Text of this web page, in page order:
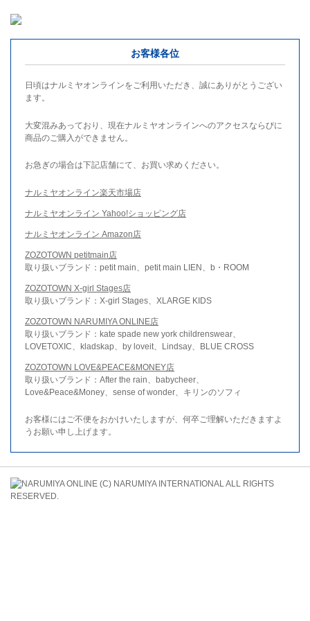
お客様各位
日頃はナルミヤオンラインをご利用いただき、誠にありがとうござい
ます。
大変混みあっており、現在ナルミヤオンラインへのアクセスならびに
商品のご購入ができません。
お急ぎの場合は下記店舗にて、お買い求めください。
ナルミヤオンライン楽天市場店
ナルミヤオンライン Yahoo!ショッピング店
ナルミヤオンライン Amazon店
ZOZOTOWN petitmain店
取り扱いブランド：petit main、petit main LIEN、b・ROOM
ZOZOTOWN X-girl Stages店
取り扱いブランド：X-girl Stages、XLARGE KIDS
ZOZOTOWN NARUMIYA ONLINE店
取り扱いブランド：kate spade new york childrenswear、
LOVETOXIC、kladskap、by loveit、Lindsay、BLUE CROSS
ZOZOTOWN LOVE&PEACE&MONEY店
取り扱いブランド：After the rain、babycheer、
Love&Peace&Money、sense of wonder、キリンのソフィ
お客様にはご不便をおかけいたしますが、何卒ご理解いただきますよ
うお願い申し上げます。